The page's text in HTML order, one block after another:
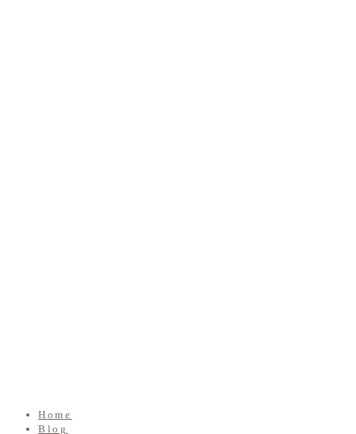
Home
Blog